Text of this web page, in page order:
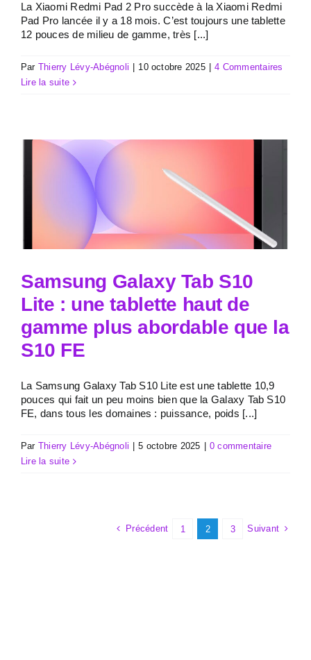
La Xiaomi Redmi Pad 2 Pro succède à la Xiaomi Redmi
Pad Pro lancée il y a 18 mois. C’est toujours une tablette
12 pouces de milieu de gamme, très [...]
Par Thierry Lévy-Abégnoli 10 octobre 2025
4 Commentaires
Lire la suite
Samsung Galaxy Tab S10
Lite : une tablette haut de
gamme plus abordable que la
S10 FE
La Samsung Galaxy Tab S10 Lite est une tablette 10,9
pouces qui fait un peu moins bien que la Galaxy Tab S10
FE, dans tous les domaines : puissance, poids [...]
Par Thierry Lévy-Abégnoli 5 octobre 2025
0 commentaire
Lire la suite
Précédent 1 2 3 Suivant